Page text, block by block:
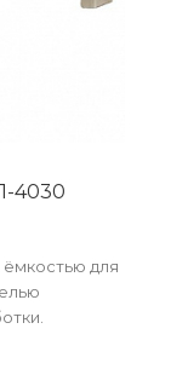
4030
ёмкостью для